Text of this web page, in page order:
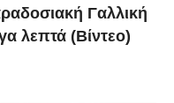
Γαλλική
λεπτά (Βίντεο)